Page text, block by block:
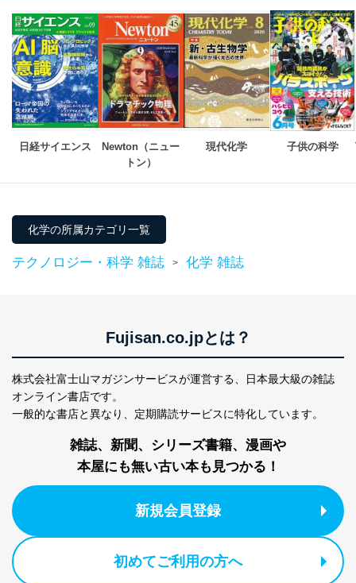
日経サイエンス
Newton（ニュー
トン）
現代化学 子供の科学
化学の所属カテゴリ一覧
テクノロジー・科学 雑誌 > 化学 雑誌
Fujisan.co.jpとは？
株式会社富士山マガジンサービスが運営する、
日本最大級の雑誌
オンライン書店です。
一般的な書店と異なり、 定期購読サービスに特化しています。
雑誌、新聞、シリーズ書籍、漫画や
本屋にも無い古い本も見つかる！
新規会員登録
初めてご利用の方へ